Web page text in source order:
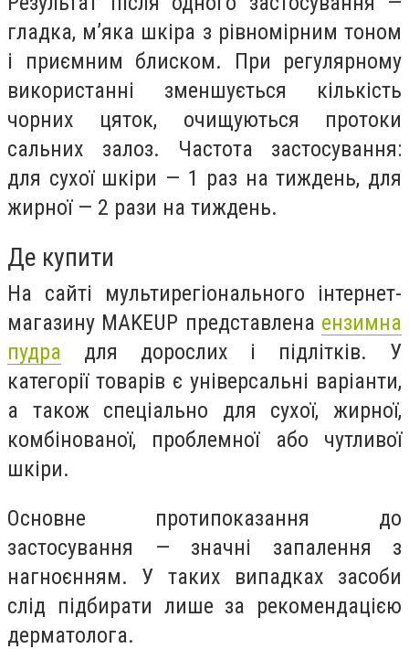
гладка, м’яка шкіра з рівномірним тоном
і приємним блиском. При регулярному
використанні зменшується кількість
чорних цяток, очищуються протоки
сальних залоз. Частота застосування:
для сухої шкіри — 1 раз на тиждень, для
жирної — 2 рази на тиждень.
Де купити
На сайті мультирегіонального інтернет-
магазину MAKEUP представлена ензимна
пудра для дорослих і підлітків. У
категорії товарів є універсальні варіанти,
а також спеціально для сухої, жирної,
комбінованої, проблемної або чутливої
шкіри.
Основне протипоказання до
застосування — значні запалення з
нагноєнням. У таких випадках засоби
слід підбирати лише за рекомендацією
дерматолога.